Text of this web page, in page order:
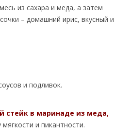
из сахара и меда, а затем
– домашний ирис, вкусный и
и подливок.
стейк в маринаде из меда,
и пикантности.